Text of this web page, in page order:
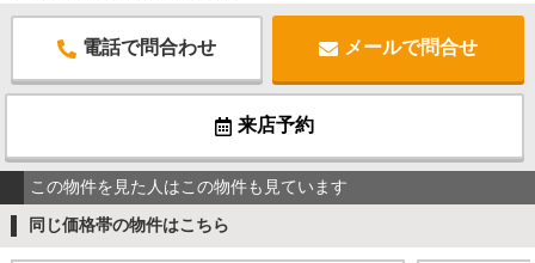
電話で問合わせ メールで問合せ
来店予約
この物件を見た人はこの物件も見ています
同じ価格帯の物件はこちら